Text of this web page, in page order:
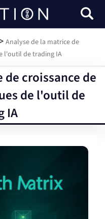
> Analyse de la matrice de
l'outil de trading IA
croissance de
de l'outil de
IA